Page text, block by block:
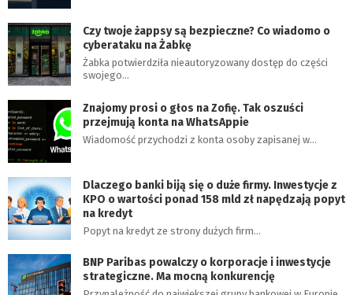
Czy twoje żappsy są bezpieczne? Co wiadomo o
cyberataku na Żabkę
Żabka potwierdziła nieautoryzowany dostęp do części
swojego…
Znajomy prosi o głos na Zofię. Tak oszuści
przejmują konta na WhatsAppie
Wiadomość przychodzi z konta osoby zapisanej w…
Dlaczego banki biją się o duże firmy. Inwestycje z
KPO o wartości ponad 158 mld zł napędzają popyt
na kredyt
Popyt na kredyt ze strony dużych firm…
BNP Paribas powalczy o korporacje i inwestycje
strategiczne. Ma mocną konkurencję